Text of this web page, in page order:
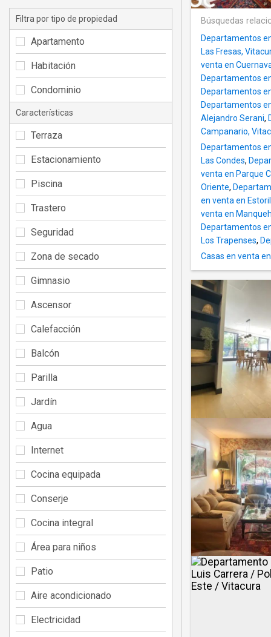
Búsquedas
Departamentos
Las Fresas,
venta en
Departamentos
Departamentos
Departamentos
Alejandro Serani,
Campanario,
Departamentos
Las Condes,
venta en Parque
Oriente,
en venta en Estoril
venta en
Departamentos
Los Trapenses,
Casas en venta
Filtra por tipo de propiedad
Apartamento
Habitación
Condominio
Características
Terraza
Estacionamiento
Piscina
Trastero
Seguridad
Zona de secado
Gimnasio
Ascensor
Calefacción
Balcón
Parilla
Jardín
Agua
Internet
Cocina equipada
Conserje
Cocina integral
Área para niños
Patio
Aire acondicionado
Electricidad